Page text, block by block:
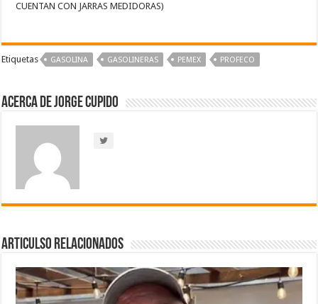
CUENTAN CON JARRAS MEDIDORAS)
Etiquetas GASOLINA GASOLINERAS PEMEX PROFECO
Acerca de Jorge Cupido
Articulso Relacionados